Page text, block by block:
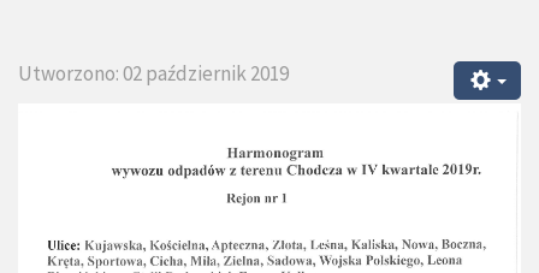
Utworzono: 02 październik 2019